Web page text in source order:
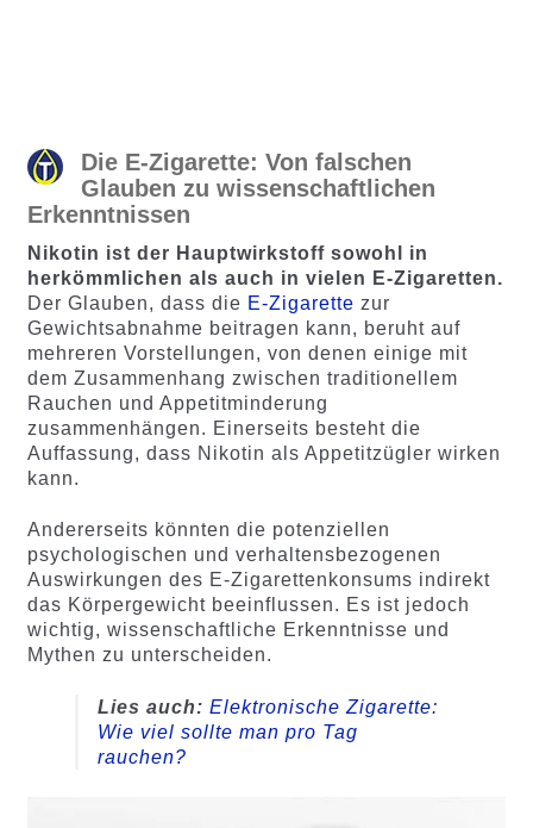
ewertung
en
ewertung
en
Die E-Zigarette: Von falschen
Glauben zu wissenschaftlichen
Erkenntnissen
Nikotin ist der Hauptwirkstoff sowohl in
herkömmlichen als auch in vielen E-Zigaretten.
Der Glauben, dass die E-Zigarette zur
Gewichtsabnahme beitragen kann, beruht auf
mehreren Vorstellungen, von denen einige mit
dem Zusammenhang zwischen traditionellem
Rauchen und Appetitminderung
zusammenhängen. Einerseits besteht die
Auffassung, dass Nikotin als Appetitzügler wirken
kann.
Andererseits könnten die potenziellen
psychologischen und verhaltensbezogenen
Auswirkungen des E-Zigarettenkonsums indirekt
das Körpergewicht beeinflussen. Es ist jedoch
wichtig, wissenschaftliche Erkenntnisse und
Mythen zu unterscheiden.
Lies auch: Elektronische Zigarette:
Wie viel sollte man pro Tag
rauchen?